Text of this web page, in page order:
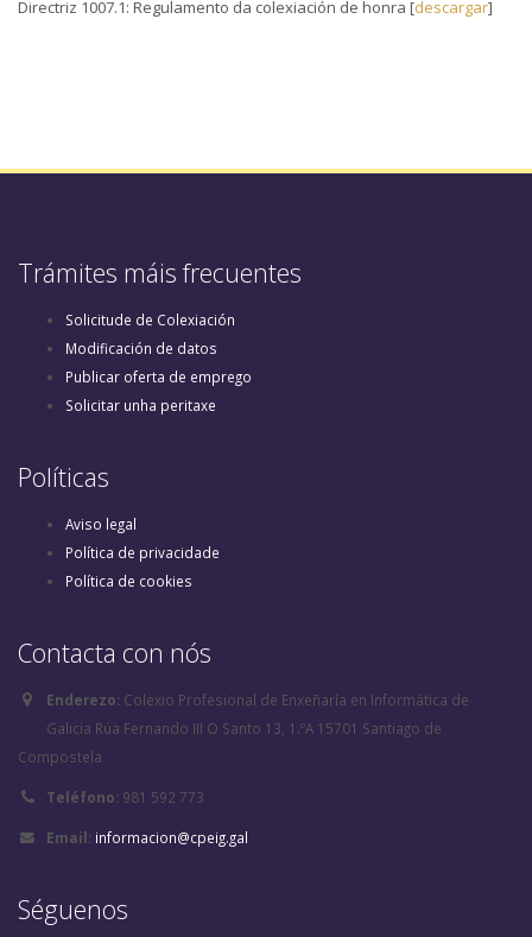
Directriz 1007.1: Regulamento da colexiación de honra [descargar]
Trámites máis frecuentes
Solicitude de Colexiación
Modificación de datos
Publicar oferta de emprego
Solicitar unha peritaxe
Políticas
Aviso legal
Política de privacidade
Política de cookies
Contacta con nós
Enderezo: Colexio Profesional de Enxeñaría en Informática de
Galicia Rúa Fernando III O Santo 13, 1.ºA 15701 Santiago de
Compostela
Teléfono: 981 592 773
Email: informacion@cpeig.gal
Séguenos